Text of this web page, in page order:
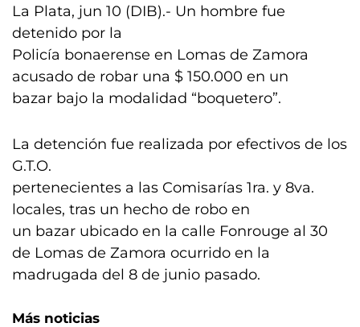
La Plata, jun 10 (DIB).- Un hombre fue
detenido por la
Policía bonaerense en Lomas de Zamora
acusado de robar una $ 150.000 en un
bazar bajo la modalidad “boquetero”.
La detención fue realizada por efectivos de los
G.T.O.
pertenecientes a las Comisarías 1ra. y 8va.
locales, tras un hecho de robo en
un bazar ubicado en la calle Fonrouge al 30
de Lomas de Zamora ocurrido en la
madrugada del 8 de junio pasado.
Más noticias